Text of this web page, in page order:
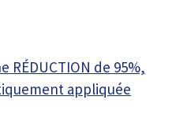
RÉDUCTION de 95%,
appliquée